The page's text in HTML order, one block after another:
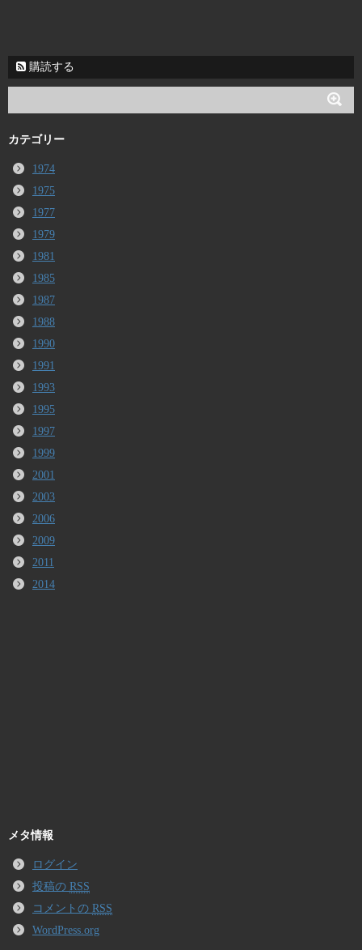
購読する
カテゴリー
1974
1975
1977
1979
1981
1985
1987
1988
1990
1991
1993
1995
1997
1999
2001
2003
2006
2009
2011
2014
メタ情報
ログイン
投稿の RSS
コメントの RSS
WordPress.org